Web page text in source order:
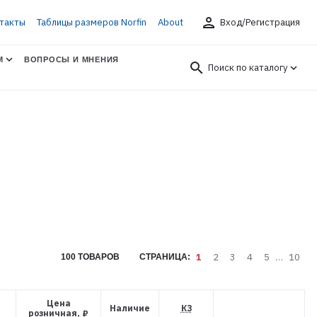
Таблицы размеров Norfin About person Вход/Регистрация
ВОПРОСЫ И МНЕНИЯ
search Поиск по каталогу
100 ТОВАРОВ СТРАНИЦА: 1 2 3 4 5 … 10
Цена
розничная, ₽
Наличие КЗ